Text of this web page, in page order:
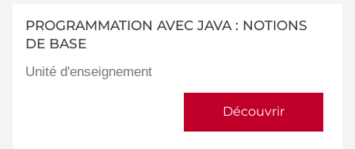
PROGRAMMATION AVEC JAVA : NOTIONS
DE BASE
Unité d'enseignement
Découvrir